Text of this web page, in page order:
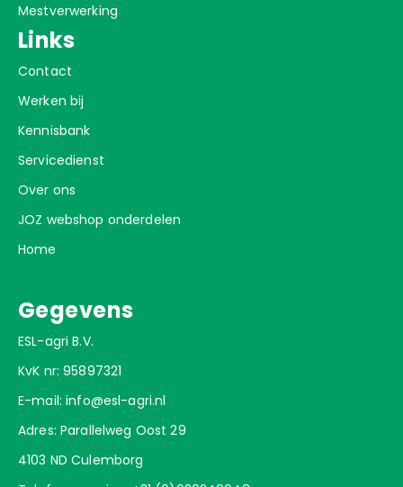
Mestverwerking
Links
Contact
Werken bij
Kennisbank
Servicedienst
Over ons
JOZ webshop onderdelen
Home
Gegevens
ESL-agri B.V.
KvK nr: 95897321
E-mail:info@esl-agri.nl
Adres: Parallelweg Oost 29
4103 ND Culemborg